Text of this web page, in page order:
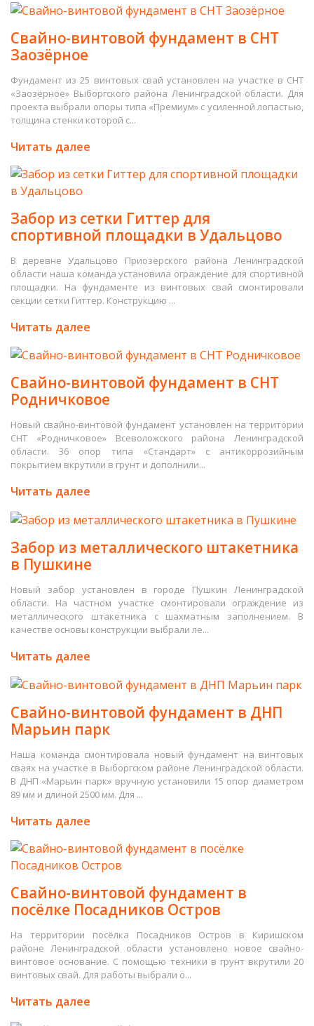
Свайно-винтовой фундамент в СНТ
Заозёрное
Фундамент из 25 винтовых свай установлен на участке в СНТ
«Заозёрное» Выборгского района Ленинградской области. Для
проекта выбрали опоры типа «Премиум» с усиленной лопастью,
толщина стенки которой с...
Читать далее
Забор из сетки Гиттер для
спортивной площадки в Удальцово
В деревне Удальцово Приозерского района Ленинградской
области наша команда установила ограждение для спортивной
площадки. На фундаменте из винтовых свай смонтировали
секции сетки Гиттер. Конструкцию ...
Читать далее
Свайно-винтовой фундамент в СНТ
Родничковое
Новый свайно-винтовой фундамент установлен на территории
СНТ «Родничковое» Всеволожского района Ленинградской
области. 36 опор типа «Стандарт» с антикоррозийным
покрытием вкрутили в грунт и дополнили...
Читать далее
Забор из металлического штакетника
в Пушкине
Новый забор установлен в городе Пушкин Ленинградской
области. На частном участке смонтировали ограждение из
металлического штакетника с шахматным заполнением. В
качестве основы конструкции выбрали ле...
Читать далее
Свайно-винтовой фундамент в ДНП
Марьин парк
Наша команда смонтировала новый фундамент на винтовых
сваях на участке в Выборгском районе Ленинградской области.
В ДНП «Марьин парк» вручную установили 15 опор диаметром
89 мм и длиной 2500 мм. Для ...
Читать далее
Свайно-винтовой фундамент в
посёлке Посадников Остров
На территории посёлка Посадников Остров в Киришском
районе Ленинградской области установлено новое свайно-
винтовое основание. С помощью техники в грунт вкрутили 20
винтовых свай. Для работы выбрали о...
Читать далее